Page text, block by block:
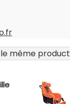
même